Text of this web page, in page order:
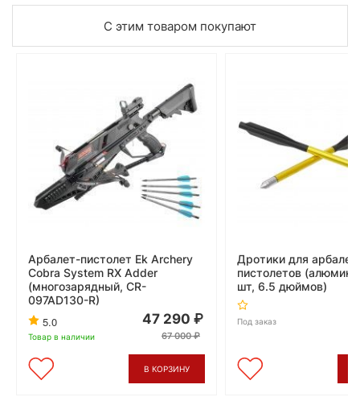
С этим товаром покупают
Арбалет-пистолет Ek Archery
Cobra System RX Adder
(многозарядный, CR-
097AD130-R)
5.0
Товар в наличии
47 290
67 000
В КОРЗИНУ
Дротики для
пистолетов
шт, 6.5 дюймов)
Под заказ